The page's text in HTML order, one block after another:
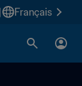
Français